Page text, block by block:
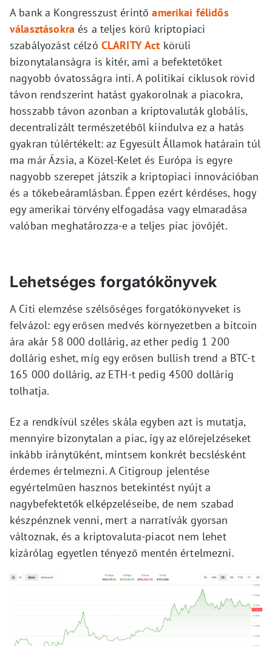
A bank a Kongresszust érintőamerikai félidős
választásokra és a teljes körű kriptopiaci
szabályozást célzó CLARITY Act körüli
bizonytalanságra is kitér, ami a befektetőket
nagyobb óvatosságra inti. A politikai ciklusok rövid
távon rendszerint hatást gyakorolnak a piacokra,
hosszabb távon azonban a kriptovaluták globális,
decentralizált természetéből kiindulva ez a hatás
gyakran túlértékelt: az Egyesült Államok határain túl
ma már Ázsia, a Közel-Kelet és Európa is egyre
nagyobb szerepet játszik a kriptopiaci innovációban
és a tőkebeáramlásban. Éppen ezért kérdéses, hogy
egy amerikai törvény elfogadása vagy elmaradása
valóban meghatározza-e a teljes piac jövőjét.
Lehetséges forgatókönyvek
A Citi elemzése szélsőséges forgatókönyveket is
felvázol: egy erősen medvés környezetben a bitcoin
ára akár 58 000 dollárig, az ether pedig 1 200
dollárig eshet, míg egy erősen bullish trend a BTC-t
165 000 dollárig, az ETH-t pedig 4500 dollárig
tolhatja.
Ez a rendkívül széles skála egyben azt is mutatja,
mennyire bizonytalan a piac, így az előrejelzéseket
inkább iránytűként, mintsem konkrét becslésként
érdemes értelmezni. A Citigroup jelentése
egyértelműen hasznos betekintést nyújt a
nagybefektetők elképzeléseibe, de nem szabad
készpénznek venni, mert a narratívák gyorsan
változnak, és a kriptovaluta-piacot nem lehet
kizárólag egyetlen tényező mentén értelmezni.